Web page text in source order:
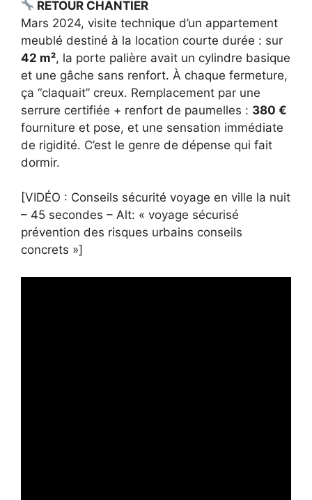
RETOUR CHANTIER
Mars 2024, visite technique d’un appartement
meublé destiné à la location courte durée : sur
42 m², la porte palière avait un cylindre basique
et une gâche sans renfort. À chaque fermeture,
ça “claquait” creux. Remplacement par une
serrure certifiée + renfort de paumelles : 380 €
fourniture et pose, et une sensation immédiate
de rigidité. C’est le genre de dépense qui fait
dormir.
[VIDÉO : Conseils sécurité voyage en ville la nuit
– 45 secondes – Alt: « voyage sécurisé
prévention des risques urbains conseils
concrets »]